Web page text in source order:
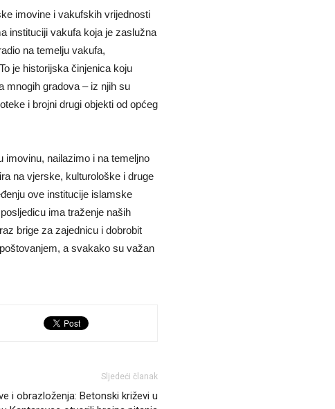
imovine i vakufskih vrijednosti
instituciji vakufa koja je zaslužna
na temelju vakufa,
je historijska činjenica koju
mnogih gradova – iz njih su
i brojni drugi objekti od općeg
imovinu, nailazimo i na temeljno
na vjerske, kulturološke i druge
ove institucije islamske
ima traženje naših
brige za zajednicu i dobrobit
a svakako su važan
Sljedeći članak
i obrazloženja: Betonski križevi u